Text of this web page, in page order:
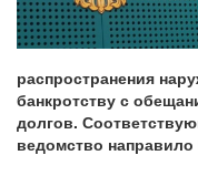
распространения
банкротству с
долгов.
ведомство